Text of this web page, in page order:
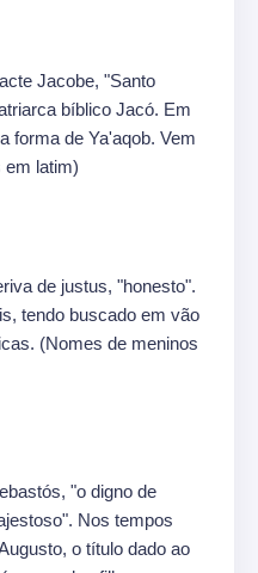
Jacobe, "Santo
bíblico Jacó. Em
forma de Ya'aqob. Vem
em latim)
de justus, "honesto".
tendo buscado em vão
(Nomes de meninos
"o digno de
Nos tempos
o título dado ao